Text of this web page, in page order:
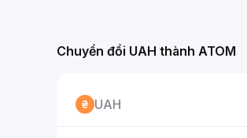
Chuyển đổi UAH thành ATOM
UAH